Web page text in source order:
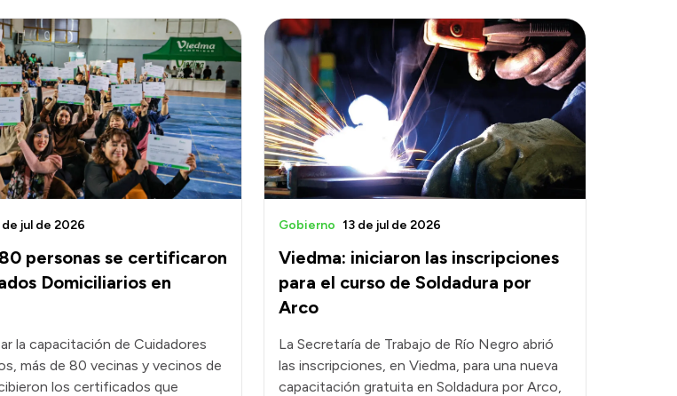
personas se certificaron
Domiciliarios en
de jul de 2026
la capacitación de Cuidadores
más de 80 vecinas y vecinos de
los certificados que
Viedma: iniciaron las inscripciones
para el curso de Soldadura por
Arco
Gobierno 13 de jul de 2026
La Secretaría de Trabajo de Río Negro abrió
las inscripciones, en Viedma, para una nueva
capacitación gratuita en Soldadura por Arco,